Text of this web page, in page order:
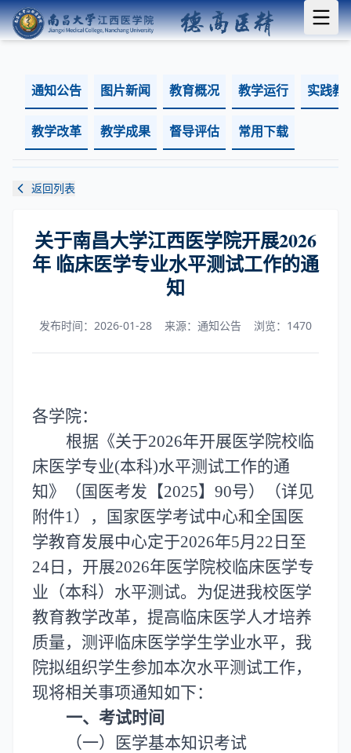
通知公告 图片新闻 教育概况 教学运行 实践教
教学改革 教学成果 督导评估 常用下载
返回列表
关于南昌大学江西医学院开展2026
年 临床医学专业水平测试工作的通
知
发布时间：2026-01-28 来源：通知公告 浏览： 1470
各学院：
根据《关于2026年开展医学院校临
床医学专业(本科)水平测试工作的通
知》（国医考发【2025】90号）（详见
附件1）
，国家医学考试中心和全国医
学教育发展中心定于2026年5月22日至
24日，开展2026年医学院校临床医学专
业（本科）水平测试。为促进我校医学
教育教学改革，提高临床医学人才培养
质量，测评临床医学学生学业水平，我
院拟组织学生参加本次水平测试工作，
现将相关事项通知如下：
一、考试时间
（一）医学基本知识考试